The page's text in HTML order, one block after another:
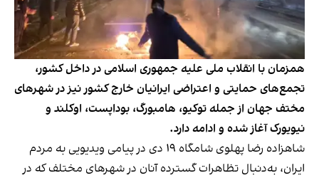
همزمان با انقلاب ملی علیه جمهوری اسلامی در داخل کشور،
تجمع‌های حمایتی و اعتراضی ایرانیان خارج کشور نیز در شهرهای
مختف جهان از جمله توکیو، هامبورگ، بوداپست، اوکلند و
نیویورک آغاز شده و ادامه دارد.
شاهزاده رضا پهلوی شامگاه ۱۹ دی در پیامی ویدیویی به مردم
ایران، به‌دنبال تظاهرات گسترده آنان در شهرهای مختلف که در